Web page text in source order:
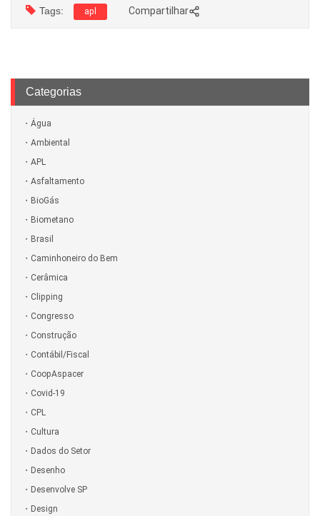
Tags: apl Compartilhar
Categorias
Água
Ambiental
APL
Asfaltamento
BioGás
Biometano
Brasil
Caminhoneiro do Bem
Cerâmica
Clipping
Congresso
Construção
Contábil/Fiscal
CoopAspacer
Covid-19
CPL
Cultura
Dados do Setor
Desenho
Desenvolve SP
Design